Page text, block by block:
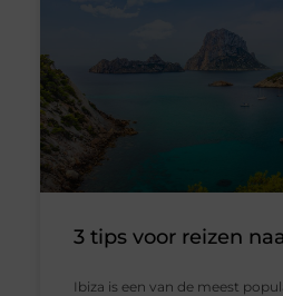
3 tips voor reizen
Ibiza is een van de meest